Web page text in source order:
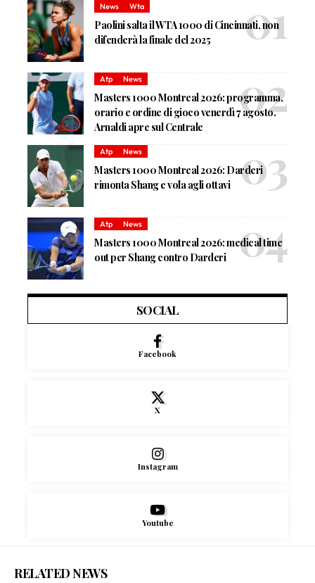
News Wta
Paolini salta il WTA 1000 di Cincinnati, non
difenderà la finale del 2025
Atp News
Masters 1000 Montreal 2026: programma,
orario e ordine di gioco venerdì 7 agosto.
Arnaldi apre sul Centrale
Atp News
Masters 1000 Montreal 2026: Darderi
rimonta Shang e vola agli ottavi
Atp News
Masters 1000 Montreal 2026: medical time
out per Shang contro Darderi
SOCIAL
Facebook
X
Instagram
Youtube
RELATED NEWS